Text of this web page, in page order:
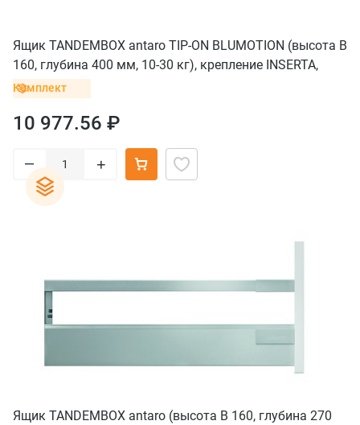
Ящик TANDEMBOX antaro TIP-ON BLUMOTION (высота B
160, глубина 400 мм, 10-30 кг), крепление INSERTA,
серый орион
Комплект
10 977.56 ₽
– +
Ящик TANDEMBOX antaro (высота B 160, глубина 270